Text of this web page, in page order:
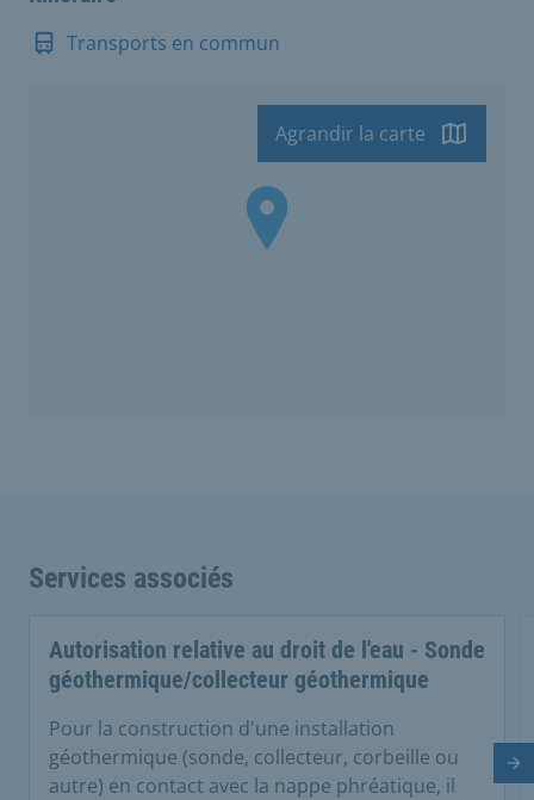
Transports en commun
Agrandir la carte
Services associés
Autorisation relative au droit de l'eau - Sonde
géothermique/collecteur géothermique
Pour la construction d'une installation
géothermique (sonde, collecteur, corbeille ou
autre) en contact avec la nappe phréatique, il